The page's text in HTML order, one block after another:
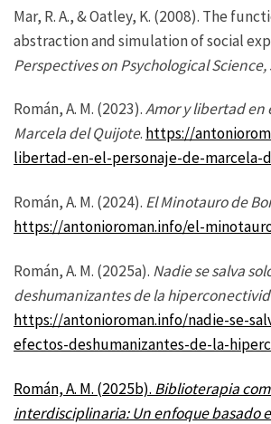
Mar, R. A., & Oatley, K. (2008). The
abstraction and simulation of social
Perspectives on Psychological Science,
Román, A. M. (2023).Amor y libertad en
Marcela del Quijote. https://
libertad-en-el-personaje-de-
Román, A. M. (2024). El Minotauro de
https://antonioroman.info/el-
Román, A. M. (2025a). Nadie se salva
deshumanizantes de la
https://antonioroman.info/nadie-se-
efectos-deshumanizantes-de-la-
Román, A. M. (2025b). Biblioterapia
interdisciplinaria: Un enfoque basado